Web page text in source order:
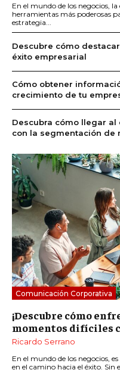
En el mundo de los negocios,
herramientas más poderosas
estrategia...
Descubre cómo
éxito empresarial
Cómo obtener
crecimiento de tu
Descubra cómo llegar
con la segmentación de
Comunicación Corporativa
¡Descubre cómo
momentos difíciles
Ricardo Serrano
En el mundo de los negocios,
en el camino hacia el éxito. Sin